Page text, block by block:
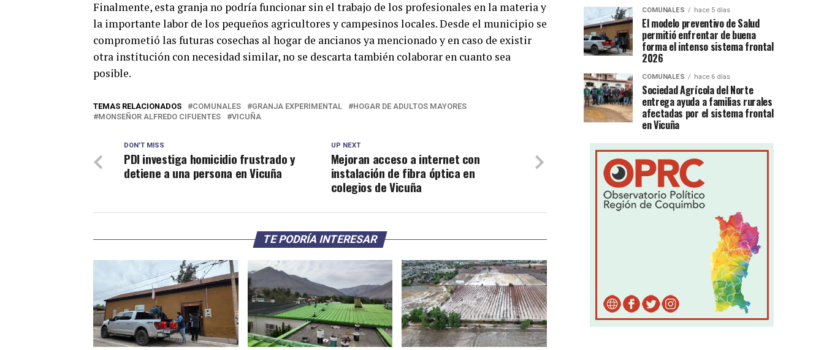
Finalmente, esta granja no podría funcionar sin el trabajo de los profesionales en la materia y
la importante labor de los pequeños agricultores y campesinos locales. Desde el municipio se
comprometió las futuras cosechas al hogar de ancianos ya mencionado y en caso de existir
otra institución con necesidad similar, no se descarta también colaborar en cuanto sea
posible.
TEMAS RELACIONADOS COMUNALES GRANJA EXPERIMENTAL
HOGAR DE ADULTOS MAYORES
MONSEÑOR ALFREDO CIFUENTES
VICUÑA
UP NEXT
Mejoran acceso a internet con
instalación de fibra óptica en
colegios de Vicuña
DON'T MISS
PDI investiga homicidio frustrado y
detiene a una persona en Vicuña
TE PODRÍA INTERESAR
COMUNALES hace 5 días
El modelo preventivo de Salud
permitió enfrentar de buena
forma el intenso sistema frontal
2026
COMUNALES hace 6 días
Sociedad Agrícola del Norte
entrega ayuda a familias rurales
afectadas por el sistema frontal
en Vicuña